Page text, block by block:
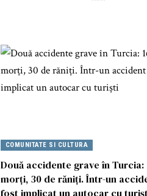
COMUNITATE SI CULTURA
Două accidente grave în Turcia:
morți, 30 de răniți. Într-un
fost implicat un autocar cu